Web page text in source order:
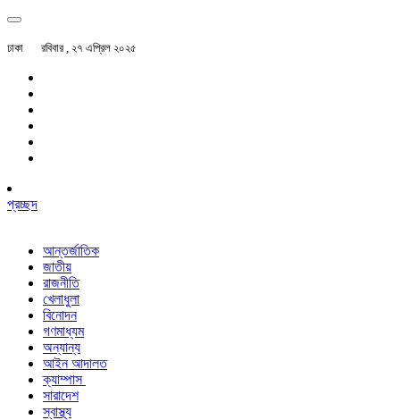
ঢাকা রবিবার , ২৭ এপ্রিল ২০২৫
প্রচ্ছদ
আন্তর্জাতিক
জাতীয়
রাজনীতি
খেলাধুলা
বিনোদন
গণমাধ্যম
অন্যান্য
আইন আদালত
ক্যাম্পাস
সারাদেশ
স্বাস্থ্য